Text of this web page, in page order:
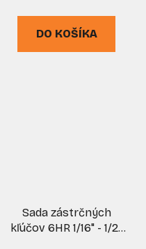
DO KOŠÍKA
Sada zástrčných
kľúčov 6HR 1/16" - 1/2",